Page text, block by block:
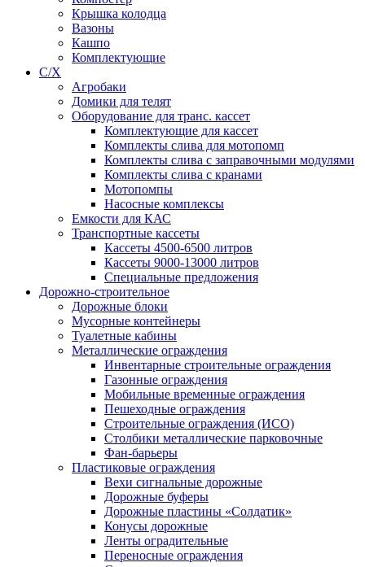
Крышка колодца
Вазоны
Кашпо
Комплектующие
С/Х
Агробаки
Домики для телят
Оборудование для транс. кассет
Комплектующие для кассет
Комплекты слива для мотопомп
Комплекты слива с заправочными модулями
Комплекты слива с кранами
Мотопомпы
Насосные комплексы
Емкости для КАС
Транспортные кассеты
Кассеты 4500-6500 литров
Кассеты 9000-13000 литров
Специальные предложения
Дорожно-строительное
Дорожные блоки
Мусорные контейнеры
Туалетные кабины
Металлические ограждения
Инвентарные строительные ограждения
Газонные ограждения
Мобильные временные ограждения
Пешеходные ограждения
Строительные ограждения (ИСО)
Столбики металлические парковочные
Фан-барьеры
Пластиковые ограждения
Вехи сигнальные дорожные
Дорожные буферы
Дорожные пластины «Солдатик»
Конусы дорожные
Ленты оградительные
Переносные ограждения